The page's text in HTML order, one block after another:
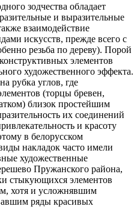
зодчества обладает
и выразительные
взаимодействие
искусств, прежде всего с
резьба по дереву). Порой
элементов
художественного эффекта.
рубка углов, где
(торцы бревен,
близок простейшим
их соединений
и красоту
в белорусском
накладок часто имели
художественные
Пружанского района,
стыкующихся элементов
хотя и усложнявшим
ряды красивых